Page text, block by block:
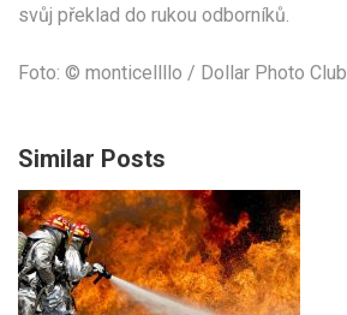
svůj překlad do rukou odborníků.
Foto: © monticellllo / Dollar Photo Club
Similar Posts